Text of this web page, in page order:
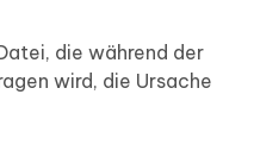
die während der
wird, die Ursache